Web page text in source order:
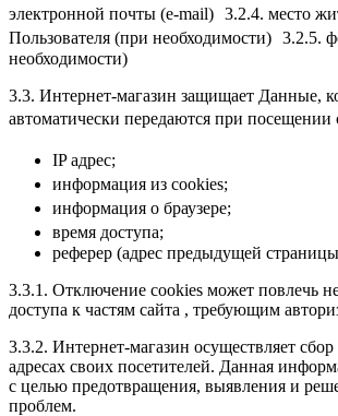
электронной почты (e-mail) 3.2.4. место
Пользователя (при необходимости) 3.2.5.
необходимости)
3.3. Интернет-магазин защищает Данные,
автоматически передаются при посещении
IP адрес;
информация из cookies;
информация о браузере;
время доступа;
реферер (адрес предыдущей
3.3.1. Отключение cookies может повлечь
доступа к частям сайта , требующим
3.3.2. Интернет-магазин осуществляет
адресах своих посетителей. Данная
с целью предотвращения, выявления и
проблем.